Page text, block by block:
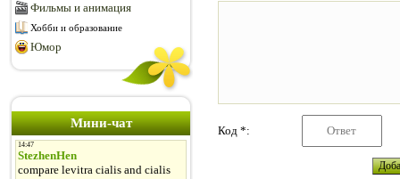
Фильмы и анимация
Хобби и образование
Юмор
Мини-чат
Код *: